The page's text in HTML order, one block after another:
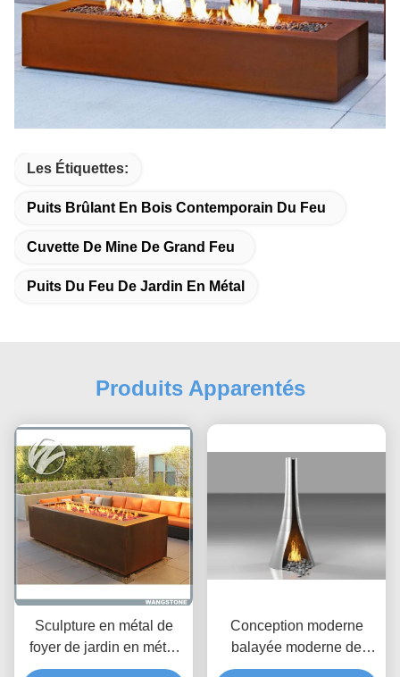
Les Étiquettes:
Puits Brûlant En Bois Contemporain Du Feu
Cuvette De Mine De Grand Feu
Puits Du Feu De Jardin En Métal
Produits Apparentés
Sculpture en métal de
foyer de jardin en métal
de rectangle de foyer en
Conception moderne
balayée moderne de
mine du feu de finition